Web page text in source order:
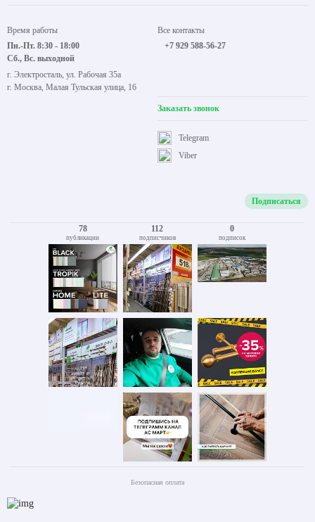
Время работы
Пн.-Пт. 8:30 - 18:00
Сб., Вс. выходной
г. Электросталь, ул. Рабочая 35а
г. Москва, Малая Тульская улица, 16
Все контакты
+7 929 588-56-27
Заказать звонок
Viber
Telegram
Подписаться
78
публикации
112
подписчиков
0
подписок
Безопасная оплата